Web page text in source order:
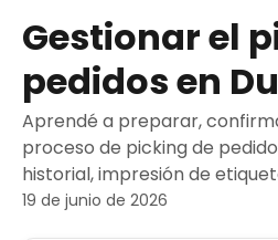
Gestionar el
pedidos en
Aprendé a preparar,
proceso de picking de
historial, impresión de
19 de junio de 2026